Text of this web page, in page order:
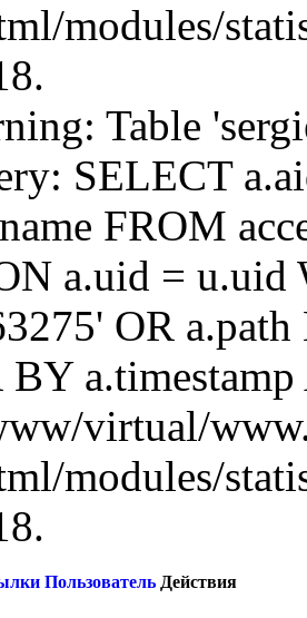
modules/
Table
SELECT
FROM
a.uid = u.uid
OR
BY
virtual/
modules/
Пользователь Действия